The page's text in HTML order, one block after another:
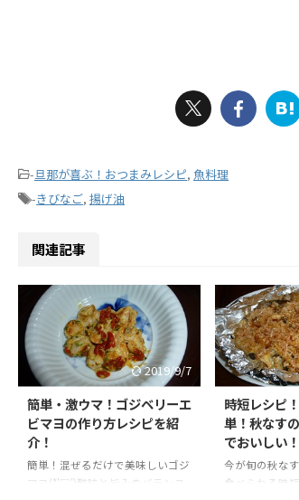
-旦那が喜ぶ！おつまみレシピ, 魚料理
-きびなご, 揚げ油
関連記事
2019/9/7
簡単・激ウマ！ゴジベリーエ
ビマヨの作り方レシピを紹
介！
簡単！混ぜるだけで美味しいゴジ
マヨ(*'▽')酸味と旨みのバランス
時短レシピ
単！秋なす
でおいしい！
今が旬の秋な
食べられる時